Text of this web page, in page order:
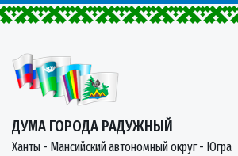
ДУМА ГОРОДА РАДУЖНЫЙ
Ханты - Мансийский автономный округ - Югра